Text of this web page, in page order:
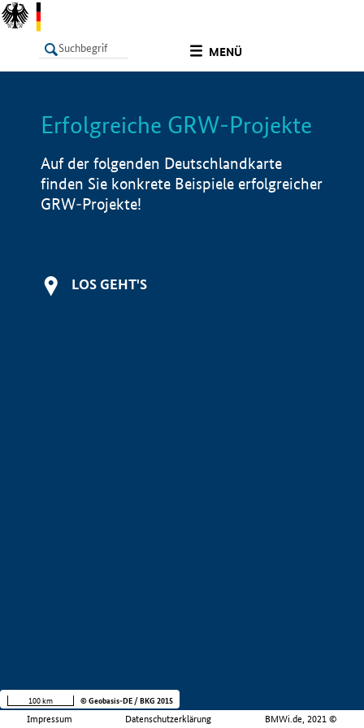
MENÜ
LISTE Info
Erfolgreiche GRW-Projekte
Auf der folgenden Deutschlandkarte
finden Sie konkrete Beispiele erfolgreicher
GRW-Projekte!
LOS GEHT'S
Impressum Datenschutzerklärung BMWi.de, 2021 ©
100 km © Geobasis-DE / BKG 2015